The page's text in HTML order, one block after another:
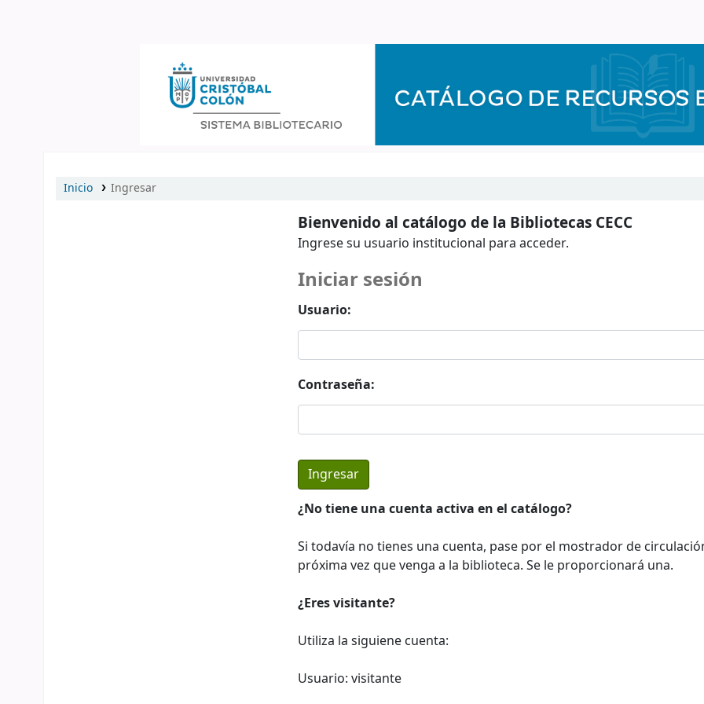
Inicio Ingresar
Bienvenido al catálogo de la Bibliotecas CECC
Ingrese su usuario institucional para acceder.
Iniciar sesión
Usuario:
Contraseña:
¿No tiene una cuenta activa en el catálogo?
Si todavía no tienes una cuenta, pase por el mostrador de
próxima vez que venga a la biblioteca. Se le proporcionará una.
¿Eres visitante?
Utiliza la siguiene cuenta:
Usuario: visitante